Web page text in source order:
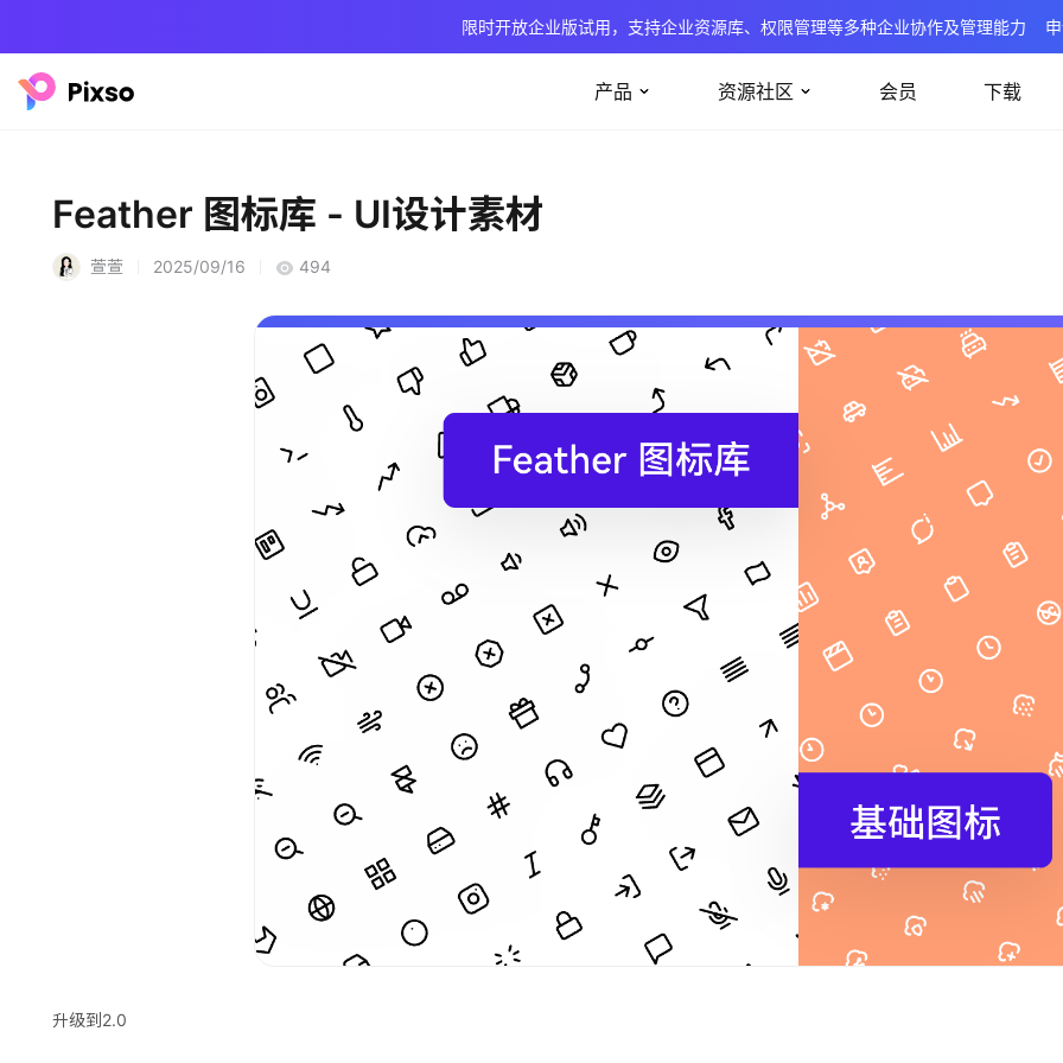
限时开放企业版试用，支持企业资源库、权限管理等多种企业协作及管理能力
产品 资源社区 会员 下载
Feather 图标库 - UI设计素材
萱萱 2025/09/16 494
升级到2.0